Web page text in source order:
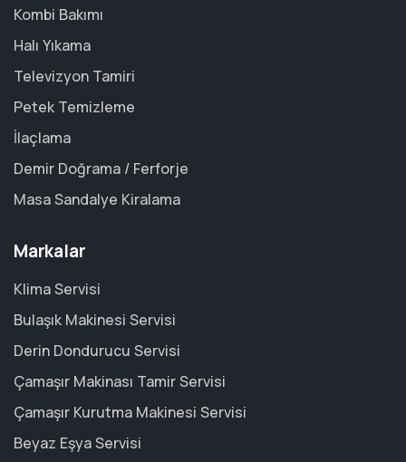
Kombi Bakımı
Halı Yıkama
Televizyon Tamiri
Petek Temizleme
İlaçlama
Demir Doğrama / Ferforje
Masa Sandalye Kiralama
Markalar
Klima Servisi
Bulaşık Makinesi Servisi
Derin Dondurucu Servisi
Çamaşır Makinası Tamir Servisi
Çamaşır Kurutma Makinesi Servisi
Beyaz Eşya Servisi